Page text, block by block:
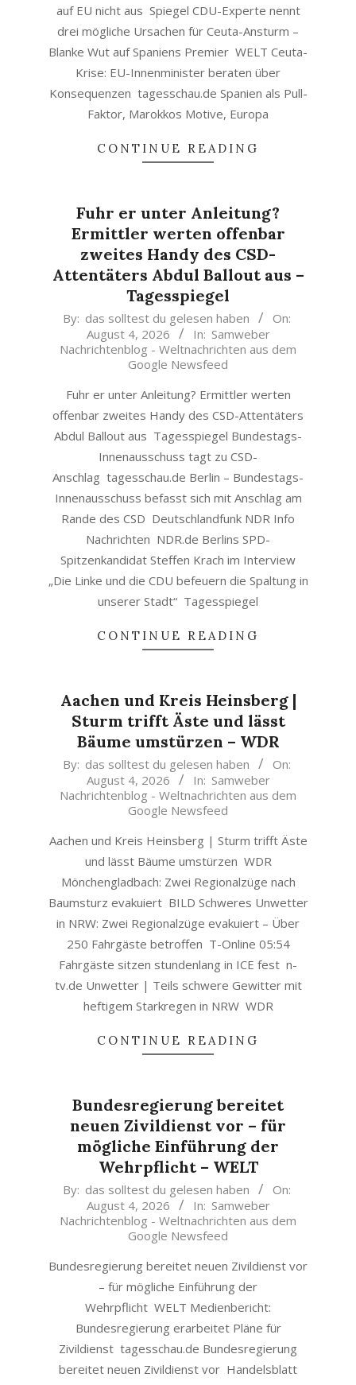
auf EU nicht aus Spiegel CDU-Experte nennt
drei mögliche Ursachen für Ceuta-Ansturm –
Blanke Wut auf Spaniens Premier WELT Ceuta-
Krise: EU-Innenminister beraten über
Konsequenzen tagesschau.de Spanien als Pull-
Faktor, Marokkos Motive, Europa
CONTINUE READING
Fuhr er unter Anleitung?
Ermittler werten offenbar
zweites Handy des CSD-
Attentäters Abdul Ballout aus –
Tagesspiegel
2026-
04
By: das solltest du gelesen haben
On:
August 4, 2026
In: Samweber
Nachrichtenblog - Weltnachrichten aus dem
Google Newsfeed
Fuhr er unter Anleitung? Ermittler werten
offenbar zweites Handy des CSD-Attentäters
Abdul Ballout aus Tagesspiegel Bundestags-
Innenausschuss tagt zu CSD-
Anschlag tagesschau.de Berlin – Bundestags-
Innenausschuss befasst sich mit Anschlag am
Rande des CSD Deutschlandfunk NDR Info
Nachrichten NDR.de Berlins SPD-
Spitzenkandidat Steffen Krach im Interview
„Die Linke und die CDU befeuern die Spaltung in
unserer Stadt“ Tagesspiegel
CONTINUE READING
Aachen und Kreis Heinsberg |
Sturm trifft Äste und lässt
Bäume umstürzen – WDR
2026-
04
By: das solltest du gelesen haben
On:
August 4, 2026
In: Samweber
Nachrichtenblog - Weltnachrichten aus dem
Google Newsfeed
Aachen und Kreis Heinsberg | Sturm trifft Äste
und lässt Bäume umstürzen WDR
Mönchengladbach: Zwei Regionalzüge nach
Baumsturz evakuiert BILD Schweres Unwetter
in NRW: Zwei Regionalzüge evakuiert – Über
250 Fahrgäste betroffen T-Online 05:54
Fahrgäste sitzen stundenlang in ICE fest n-
tv.de Unwetter | Teils schwere Gewitter mit
heftigem Starkregen in NRW WDR
CONTINUE READING
Bundesregierung bereitet
neuen Zivildienst vor – für
mögliche Einführung der
Wehrpflicht – WELT
2026-
04
By: das solltest du gelesen haben
On:
August 4, 2026
In: Samweber
Nachrichtenblog - Weltnachrichten aus dem
Google Newsfeed
Bundesregierung bereitet neuen Zivildienst vor
– für mögliche Einführung der
Wehrpflicht WELT Medienbericht:
Bundesregierung erarbeitet Pläne für
Zivildienst tagesschau.de Bundesregierung
bereitet neuen Zivildienst vor Handelsblatt